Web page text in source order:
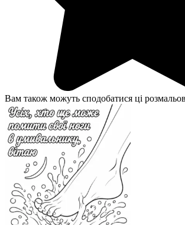
Вам також можуть сподобатися ці